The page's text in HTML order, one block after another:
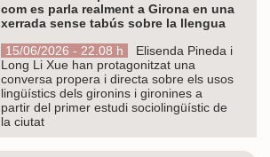
com es parla realment a Girona en una
xerrada sense tabús sobre la llengua
15/06/2026 - 22.08 h
Elisenda Pineda i
Long Li Xue han protagonitzat una
conversa propera i directa sobre els usos
lingüístics dels gironins i gironines a
partir del primer estudi sociolingüístic de
la ciutat